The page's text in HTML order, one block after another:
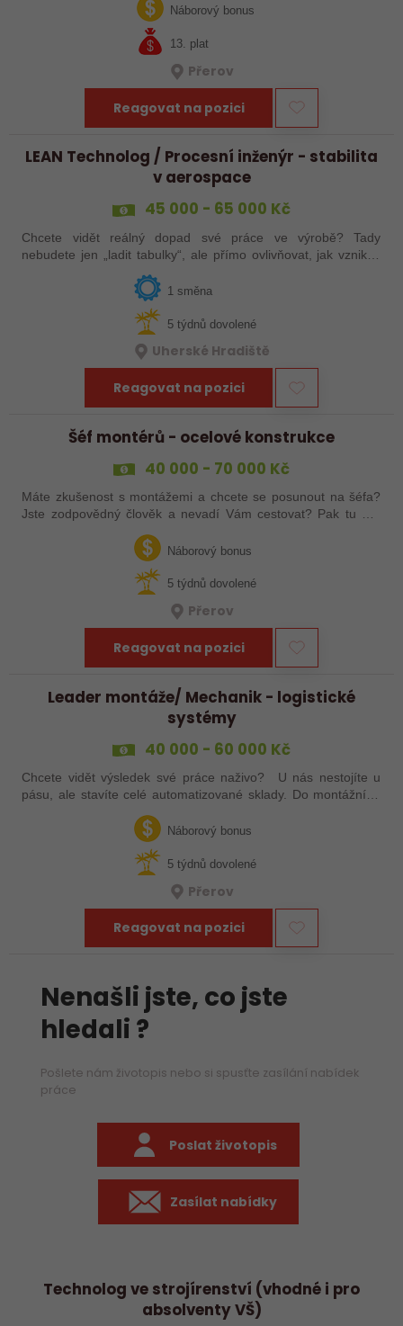
Náborový bonus
13. plat
Přerov
Reagovat na pozici
LEAN Technolog / Procesní inženýr - stabilita
v aerospace
45 000 - 65 000 Kč
Chcete vidět reálný dopad své práce ve výrobě? Tady
nebudete jen „ladit tabulky“, ale přímo ovlivňovat, jak vznikají
špičkové produkty pro letectví, obrněnou techniku nebo
dopravní systémy. Hledáme…
1 směna
5 týdnů dovolené
Uherské Hradiště
Reagovat na pozici
Šéf montérů - ocelové konstrukce
40 000 - 70 000 Kč
Máte zkušenost s montážemi a chcete se posunout na šéfa?
Jste zodpovědný člověk a nevadí Vám cestovat? Pak tu pro
Náborový bonus
5 týdnů dovolené
Přerov
Reagovat na pozici
Leader montáže/ Mechanik - logistické
systémy
40 000 - 60 000 Kč
Chcete vidět výsledek své práce naživo? U nás nestojíte u
pásu, ale stavíte celé automatizované sklady. Do montážního
Náborový bonus
5 týdnů dovolené
Přerov
Reagovat na pozici
Nenašli jste, co jste
hledali ?
Pošlete nám životopis nebo si spusťte zasílání nabídek
práce
Poslat životopis
Zasílat nabídky
Technolog ve strojírenství (vhodné i pro
absolventy VŠ)